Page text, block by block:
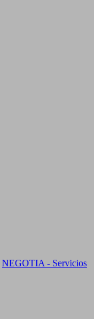
NEGOTIA - Servicios